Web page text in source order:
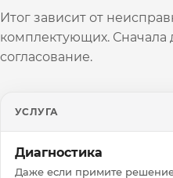
Итог зависит от
комплектующих. Сначала
согласование.
УСЛУГА
Диагностика
Даже если примите